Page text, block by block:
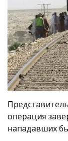
операция
нападавших